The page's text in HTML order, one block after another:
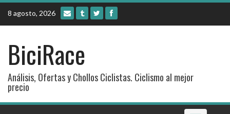
Skip
content
8 agosto, 2026
BiciRace
Análisis, Ofertas y Chollos Ciclistas. Ciclismo al mejor
precio